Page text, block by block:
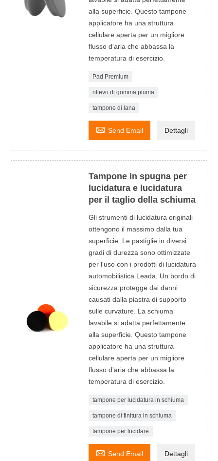
alla superficie. Questo tampone
applicatore ha una struttura
cellulare aperta per un migliore
flusso d'aria che abbassa la
temperatura di esercizio.
Pad Premium
rilievo di gomma piuma
tampone di lana
 Send Email Dettagli
Tampone in spugna per
lucidatura e lucidatura
per il taglio della schiuma
Gli strumenti di lucidatura originali
ottengono il massimo dalla tua
superficie. Le pastiglie in diversi
gradi di durezza sono ottimizzate
per l'uso con i prodotti di lucidatura
automobilistica Leada. Un bordo di
sicurezza protegge dai danni
causati dalla piastra di supporto
sulle curvature. La schiuma
lavabile si adatta perfettamente
alla superficie. Questo tampone
applicatore ha una struttura
cellulare aperta per un migliore
flusso d'aria che abbassa la
temperatura di esercizio.
tampone per lucidatura in schiuma
tampone di finitura in schiuma
tampone per lucidare
 Send Email Dettagli